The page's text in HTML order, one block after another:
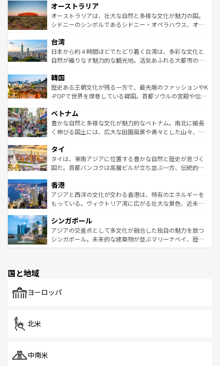
部のニューオーリンズでは、音楽と美食が融合した独特の
文化が魅力。旅行者はアメリカの各地域で異なる魅力を楽
しみながら、その多様性と豊かな歴史を感じることができ
ならではの贅沢な旅のスタイルだ。 なお、新着のアメリカ
情報はコンテンツ一覧を参照してほしい。
ワイ島は見逃せない。また、定番の観光地といえばオアフ
島だが、静かな自然を求めるならマウイ島やカウアイ島が
おすすめ。エメラルドグリーンに輝く海をはじめ、豊かな
れるおもてなしの心で訪れる人々を迎えてくれるハワイの
人々、おいしいローカルフードやハワイアンミュージッ
ク、伝統的なフラダンスなど、すべてがハワイの魅力を彩
ワイを、存分に味わってほしい。 なお、新着のハワイ情報
はコンテンツ一覧を参照してほしい。
オーストラリア
オーストラリアは、壮大な自然と多様な文化が魅力の国。
シドニーのシンボルであるシドニー・オペラハウス、オー
リアリーフや大陸中央部にそびえるウルル（エアーズロッ
ク）、タスマニアの美しい原生林やケアンズの熱帯雨林な
ど、見どころがたくさん。また、カフェやワイン、オージ
いる。アクティビティも充実しており、サーフィンやダイ
ビング、ハイキングなど、アウトドア好きにはたまらな
い。オーストラリアの多彩な魅力を存分に味わいつくそ
参照してほしい。
台湾
日本から約４時間ほどでたどり着く台湾は、多彩な文化と
自然が織りなす魅力的な観光地。活気あふれる大都市の台
ン）、静ひつな山岳地帯である台湾東部など、都市の喧騒
と山間の静けさが共存しており、訪れる人に新しい発見と
驚きをもたらしてくれる。また、奥深い台湾の食文化も魅
容にもいいと評判のスイーツなど、バラエティ豊かな料理
が味わえる。 なお、新着の台湾情報は コンテンツ一覧を参
照してほしい。
韓国
歴史ある王朝文化が残る一方で、最先端のファッションやK
-POPで世界を席巻している韓国。首都ソウルの宮殿や伝統
き、地方に足を延ばせば四季折々の自然美を楽しむことが
できる。そして、キムチや焼肉、絶品のストリートフード
まで、さまざまな韓国料理が待っている。夜には、韓国な
リティに包まれながら、韓国の多彩な魅力を心ゆくまで味
わってみてほしい。 なお、新着の韓国情報はコンテンツ一
覧を参照してほしい。
ベトナム
豊かな自然と多様な文化が魅力的なベトナム。南北に細長
く伸びる国土には、広大な田園風景や青々とした山々、世
急速な発展と共に伝統が息づく。ハノイの古い町並みやホ
ーチミン市のフランス統治時代の建物も、独特の雰囲気を
醸し出している。また、バラエティの豊かさとおいしさで
とつ。フォーやバインミー、ベトナムコーヒーなどは、ぜ
ひ現地で味わいたい。どの地域を訪れてもあたたかい人々
が旅行者を迎えてくれるので、きっと忘れられない旅にな
参照してほしい。
タイ
タイは、東南アジアに位置する豊かな自然と歴史が息づく
国だ。首都バンコクは高層ビルが立ち並ぶ一方、伝統的な
の活気が交差している。北部ではチェンマイなどの山岳地
帯で自然と触れ合い、南部ではプーケットやクラビの美し
いビーチでリゾート気分を楽しむことができる。タイ料理
激する。気候は一年中温暖で、どの季節にも異なる楽しみ
が待っている。親しみやすいタイの人々、仏教を中心とし
た文化、そして多様な観光資源が、訪れる旅人を魅了し続
香港
アジアと西洋の文化が交わる香港は、特有のエネルギーを
もっている。ヴィクトリア湾に広がる壮大な景色、近未来
み、どこを訪れても感動するはず。観光スポットが密集し
ており、効率よく見どころを回れるのも魅力。息をのむよ
うな絶景から文化的な体験まで、香港を存分に楽しみ尽く
シンガポール
アジアの交差点として多文化が融合した独自の魅力を放つ
シンガポール。未来的な建築物が並ぶマリーナベイ、歴史
で、ホーカーズは地元の風情を楽しめる外せないスポット
国と地域
ヨーロッパ
北米
中南米